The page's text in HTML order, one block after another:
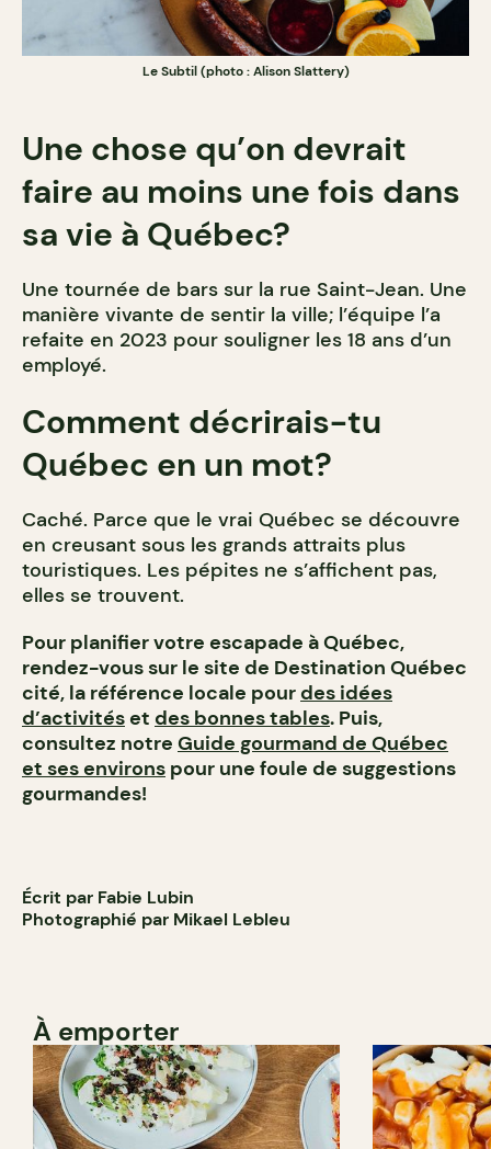
Le Subtil (photo : Alison Slattery)
Une chose qu’on devrait
faire au moins une fois dans
sa vie à Québec?
Une tournée de bars sur la rue Saint-Jean. Une
manière vivante de sentir la ville; l’équipe l’a
refaite en 2023 pour souligner les 18 ans d’un
employé.
Comment décrirais-tu
Québec en un mot?
Caché. Parce que le vrai Québec se découvre
en creusant sous les grands attraits plus
touristiques. Les pépites ne s’affichent pas,
elles se trouvent.
Pour planifier votre escapade à Québec,
rendez-vous sur le site de Destination Québec
cité, la référence locale pour des idées
d’activités et des bonnes tables. Puis,
consultez notre Guide gourmand de Québec
et ses environs pour une foule de suggestions
gourmandes!
Écrit par Fabie Lubin
Photographié par Mikael Lebleu
À emporter